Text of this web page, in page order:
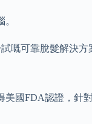
嘅可靠脫髮解決方
國FDA認證，針